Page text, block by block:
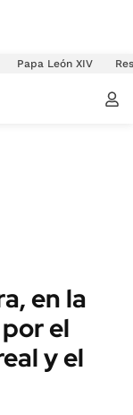
Papa León XIV
en la
el
y el